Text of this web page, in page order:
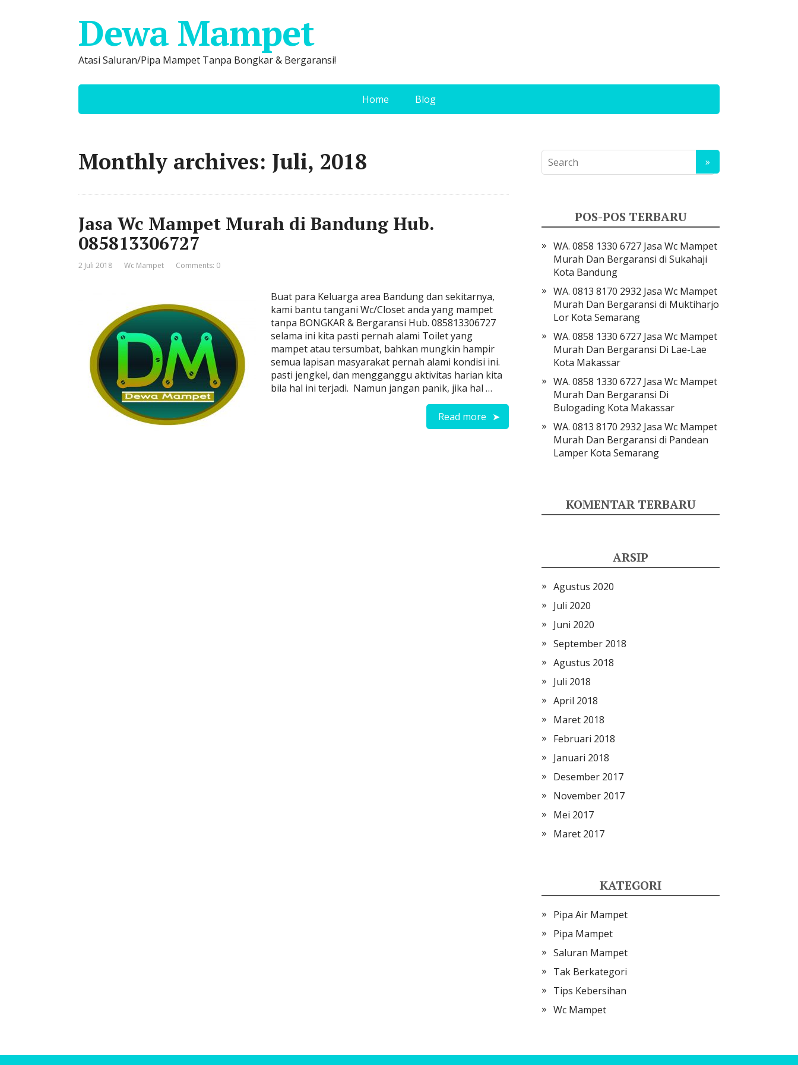
Dewa Mampet
Atasi Saluran/Pipa Mampet Tanpa Bongkar & Bergaransi!
Home Blog
Monthly archives: Juli, 2018
Jasa Wc Mampet Murah di Bandung Hub.
085813306727
2 Juli 2018 Wc Mampet Comments: 0
Buat para Keluarga area Bandung dan sekitarnya,
kami bantu tangani Wc/Closet anda yang mampet
tanpa BONGKAR & Bergaransi Hub. 085813306727
selama ini kita pasti pernah alami Toilet yang
mampet atau tersumbat, bahkan mungkin hampir
semua lapisan masyarakat pernah alami kondisi ini.
pasti jengkel, dan mengganggu aktivitas harian kita
bila hal ini terjadi. Namun jangan panik, jika hal …
Read more
POS-POS TERBARU
WA. 0858 1330 6727 Jasa Wc Mampet
Murah Dan Bergaransi di Sukahaji
Kota Bandung
WA. 0813 8170 2932 Jasa Wc Mampet
Murah Dan Bergaransi di Muktiharjo
Lor Kota Semarang
WA. 0858 1330 6727 Jasa Wc Mampet
Murah Dan Bergaransi Di Lae-Lae
Kota Makassar
WA. 0858 1330 6727 Jasa Wc Mampet
Murah Dan Bergaransi Di
Bulogading Kota Makassar
WA. 0813 8170 2932 Jasa Wc Mampet
Murah Dan Bergaransi di Pandean
Lamper Kota Semarang
KOMENTAR TERBARU
ARSIP
Agustus 2020
Juli 2020
Juni 2020
September 2018
Agustus 2018
Juli 2018
April 2018
Maret 2018
Februari 2018
Januari 2018
Desember 2017
November 2017
Mei 2017
Maret 2017
KATEGORI
Pipa Air Mampet
Pipa Mampet
Saluran Mampet
Tak Berkategori
Tips Kebersihan
Wc Mampet